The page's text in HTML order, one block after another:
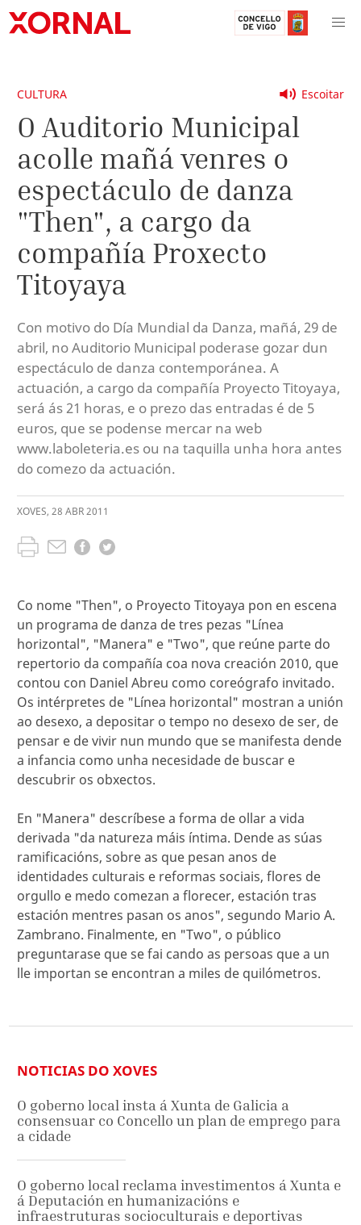
Escoitar
CULTURA
O Auditorio Municipal
acolle mañá venres o
espectáculo de danza
"Then", a cargo da
compañía Proxecto
Titoyaya
Con motivo do Día Mundial da Danza, mañá, 29 de
abril, no Auditorio Municipal poderase gozar dun
espectáculo de danza contemporánea. A
actuación, a cargo da compañía Proyecto Titoyaya,
será ás 21 horas, e o prezo das entradas é de 5
euros, que se podense mercar na web
www.laboleteria.es ou na taquilla unha hora antes
do comezo da actuación.
XOVES, 28 ABR2011
Co nome "Then", o Proyecto Titoyaya pon en escena
un programa de danza de tres pezas "Línea
horizontal", "Manera" e "Two", que reúne parte do
repertorio da compañía coa nova creación 2010, que
contou con Daniel Abreu como coreógrafo invitado.
Os intérpretes de "Línea horizontal" mostran a unión
ao desexo, a depositar o tempo no desexo de ser, de
pensar e de vivir nun mundo que se manifesta dende
a infancia como unha necesidade de buscar e
descubrir os obxectos.
En "Manera" descríbese a forma de ollar a vida
derivada "da natureza máis íntima. Dende as súas
ramificacións, sobre as que pesan anos de
identidades culturais e reformas sociais, flores de
orgullo e medo comezan a florecer, estación tras
estación mentres pasan os anos", segundo Mario A.
Zambrano. Finalmente, en "Two", o público
preguntarase que se fai cando as persoas que a un
lle importan se encontran a miles de quilómetros.
NOTICIAS DO XOVES
O goberno local insta á Xunta de Galicia a
consensuar co Concello un plan de emprego para
a cidade
O goberno local reclama investimentos á Xunta e
á Deputación en humanizacións e
infraestruturas socioculturais e deportivas